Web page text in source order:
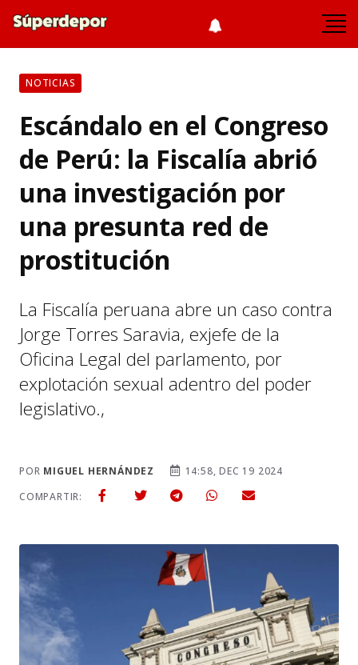
NOTICIAS
Escándalo en el Congreso
de Perú: la Fiscalía abrió
una investigación por
una presunta red de
prostitución
La Fiscalía peruana abre un caso contra
Jorge Torres Saravia, exjefe de la
Oficina Legal del parlamento, por
explotación sexual adentro del poder
legislativo.,
POR MIGUEL HERNÁNDEZ
14:58, DEC 19 2024
COMPARTIR: